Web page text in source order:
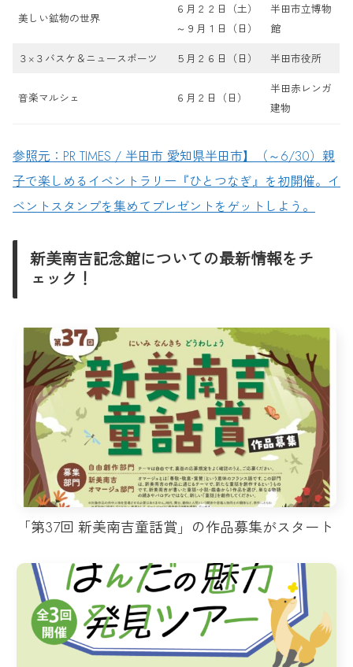
美しい鉱物の世界
６月２２日（土）
～９月１日（日）
半田市立博物
館
３×３バスケ＆ニュースポーツ
５月２６日（日） 半田市役所
音楽マルシェ ６月２日（日）
半田赤レンガ
建物
参照元：PR TIMES / 半田市 愛知県半田市】（～6/30）親
子で楽しめるイベントラリー『ひとつなぎ』を初開催。イ
ベントスタンプを集めてプレゼントをゲットしよう。
新美南吉記念館についての最新情報をチ
ェック！
「第37回 新美南吉童話賞」の作品募集がスタート